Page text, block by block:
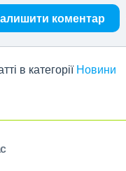
коментар
в категорії Новини